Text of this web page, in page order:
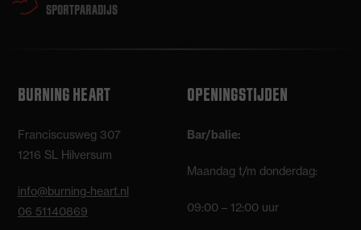
SPORTPARADIJS
BURNING HEART
Franciscusweg 307
1216 SL Hilversum
info@burning-heart.nl
06 51140869
OPENINGSTIJDEN
Bar/balie:
Maandag t/m donderdag:
09:00 – 12:00 uur